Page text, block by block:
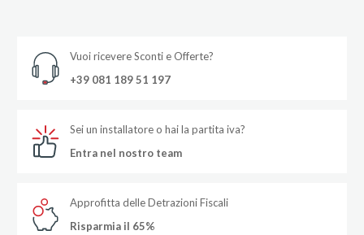
Vuoi ricevere Sconti e Offerte?
+39 081 189 51 197
Sei un installatore o hai la partita iva?
Entra nel nostro team
Approfitta delle Detrazioni Fiscali
Risparmia il 65%